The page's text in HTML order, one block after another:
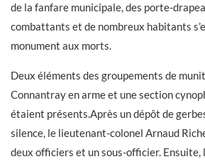
de la fanfare municipale, des porte-
combattants et de nombreux habitants
monument aux morts.
Deux éléments des groupements de
Connantray en arme et une section
étaient présents.Après un dépôt de
silence, le lieutenant-colonel Arnaud
deux officiers et un sous-officier. Ensuite,